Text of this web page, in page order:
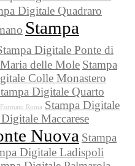
Digitale Quadraro
Stampa
Digitale Ponte di
delle Mole Stampa
Colle Monastero
Digitale Quarto
Roma Stampa Digitale
Maccarese
Nuova Stampa
Digitale Ladispoli